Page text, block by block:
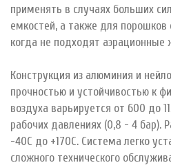
применять в случаях больших
емкостей, а также для порошков
когда не подходят
Конструкция из алюминия и
прочностью и устойчивостью к
воздуха варьируется от 600 до
рабочих давлениях (0,8 - 4 бар).
-40С до +170С. Система легко
сложного технического